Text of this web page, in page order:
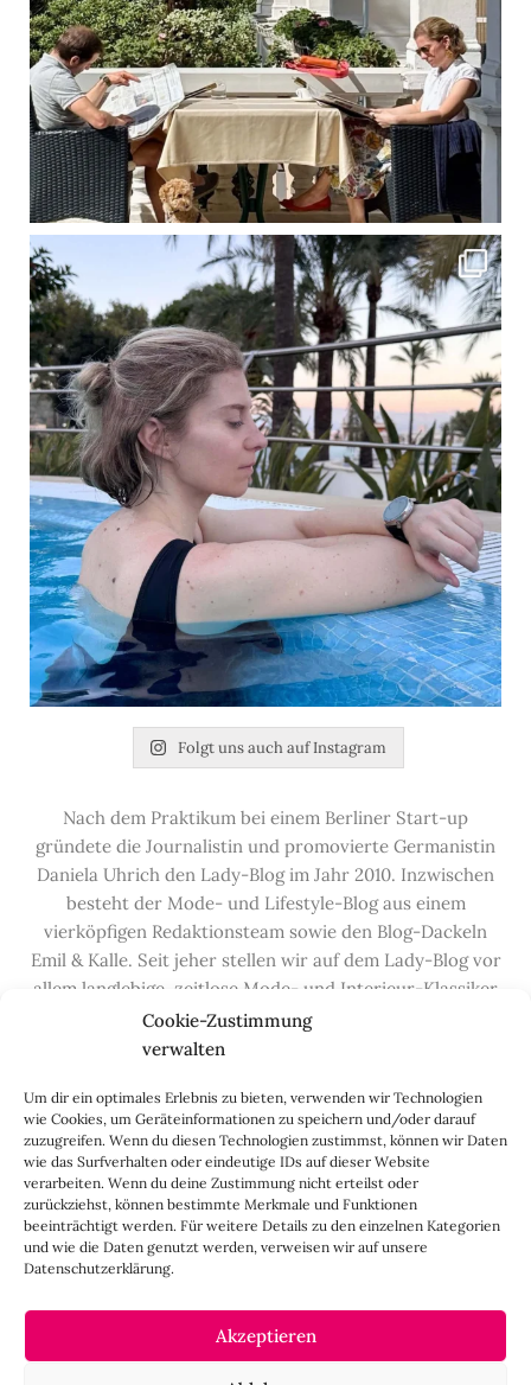
Cookie-Zustimmung
verwalten
Um dir ein optimales Erlebnis zu bieten, verwenden wir Technologien
wie Cookies, um Geräteinformationen zu speichern und/oder darauf
zuzugreifen. Wenn du diesen Technologien zustimmst, können wir Daten
wie das Surfverhalten oder eindeutige IDs auf dieser Website
verarbeiten. Wenn du deine Zustimmung nicht erteilst oder
zurückziehst, können bestimmte Merkmale und Funktionen
beeinträchtigt werden. Für weitere Details zu den einzelnen Kategorien
und wie die Daten genutzt werden, verweisen wir auf unsere
Datenschutzerklärung.
Akzeptieren
Folgt uns auch auf Instagram
Nach dem Praktikum bei einem Berliner Start-up
gründete die Journalistin und promovierte Germanistin
Daniela Uhrich den Lady-Blog im Jahr 2010. Inzwischen
besteht der Mode- und Lifestyle-Blog aus einem
vierköpfigen Redaktionsteam sowie den Blog-Dackeln
Emil & Kalle. Seit jeher stellen wir auf dem Lady-Blog vor
allem langlebige, zeitlose Mode- und Interieur-Klassiker
vor, die hochwertig verarbeitet und unter guten
Bedingungen hergestellt wurden – gerne „Made in
Handwerksberufe und kleine feine Firmen, denen wir
hier auf dem Blog eine Präsentationsfläche bieten, sowie
alle Dinge, die das Leben ein bisschen schöner machen.
Darüber hinaus legen wir großen Wert auf den
Austausch mit Euch, den Leserinnen – über die
Kommentarfunktion, dieLady-Frage, dieLove-List
auch überInstagram